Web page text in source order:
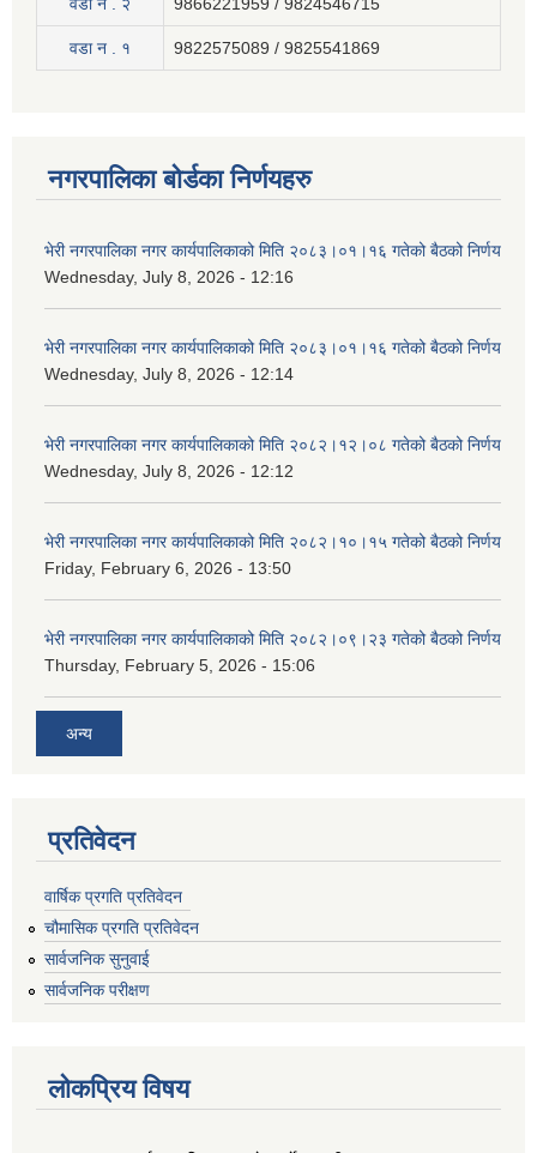
वडा न . १ 9822575089 / 9825541869
नगरपालिका बोर्डका निर्णयहरु
भेरी नगरपालिका नगर कार्यपालिकाको मिति २०८३।०१।१६ गतेको बैठको निर्णय
Wednesday, July 8, 2026 - 12:16
भेरी नगरपालिका नगर कार्यपालिकाको मिति २०८३।०१।१६ गतेको बैठको निर्णय
Wednesday, July 8, 2026 - 12:14
भेरी नगरपालिका नगर कार्यपालिकाको मिति २०८२।१२।०८ गतेको बैठको निर्णय
Wednesday, July 8, 2026 - 12:12
भेरी नगरपालिका नगर कार्यपालिकाको मिति २०८२।१०।१५ गतेको बैठको निर्णय
Friday, February 6, 2026 - 13:50
भेरी नगरपालिका नगर कार्यपालिकाको मिति २०८२।०९।२३ गतेको बैठको निर्णय
Thursday, February 5, 2026 - 15:06
अन्य
प्रतिवेदन
वार्षिक प्रगति प्रतिवेदन
चौमासिक प्रगति प्रतिवेदन
सार्वजनिक सुनुवाई
सार्वजनिक परीक्षण
लोकप्रिय विषय